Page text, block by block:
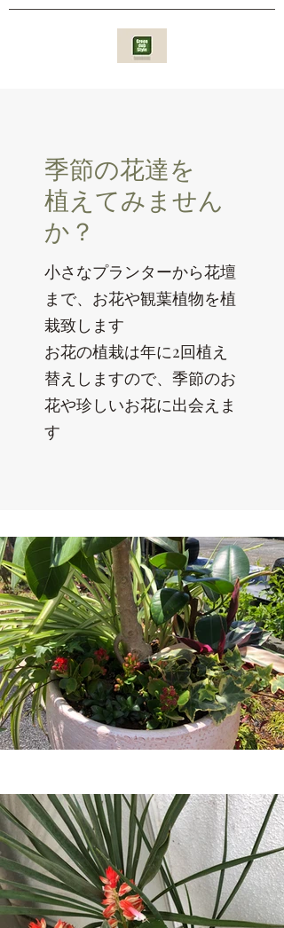
​​季節の花達を
植えてみません
か？
小さなプランターから花壇
まで、お花や観葉植物を植
栽致します
お花の植栽は年に2回植え
替えしますので、季節のお
花や珍しいお花に出会えま
す​